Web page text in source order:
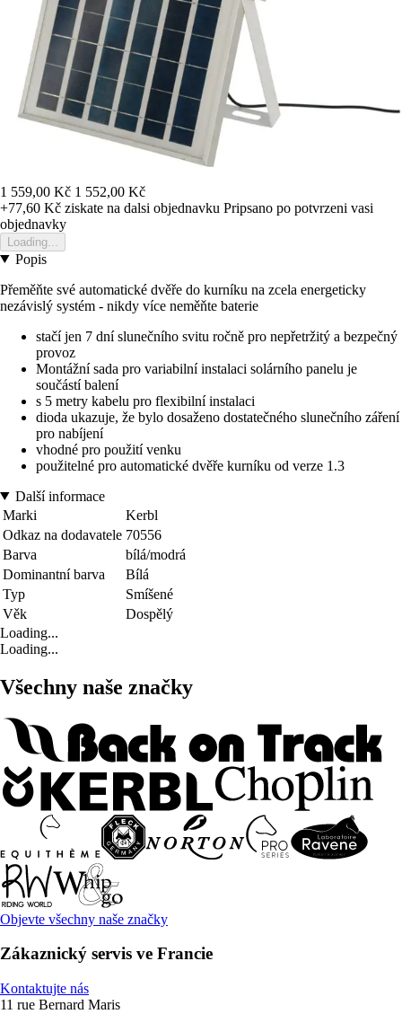
1 559,00 Kč 1 552,00 Kč
+77,60 Kč ziskate na dalsi objednavku Pripsano po potvrzeni vasi
objednavky
Loading...
Popis
Přeměňte své automatické dvěře do kurníku na zcela energeticky
nezávislý systém - nikdy více neměňte baterie
stačí jen 7 dní slunečního svitu ročně pro nepřetržitý a bezpečný
provoz
Montážní sada pro variabilní instalaci solárního panelu je
součástí balení
s 5 metry kabelu pro flexibilní instalaci
dioda ukazuje, že bylo dosaženo dostatečného slunečního záření
pro nabíjení
vhodné pro použití venku
použitelné pro automatické dvěře kurníku od verze 1.3
Další informace
Marki
Kerbl
Odkaz na dodavatele 70556
Barva
bílá/modrá
Dominantní barva
Bílá
Typ
Smíšené
Věk
Dospělý
Loading...
Loading...
Všechny naše značky
Objevte všechny naše značky
Zákaznický servis ve Francie
Kontaktujte nás
11 rue Bernard Maris